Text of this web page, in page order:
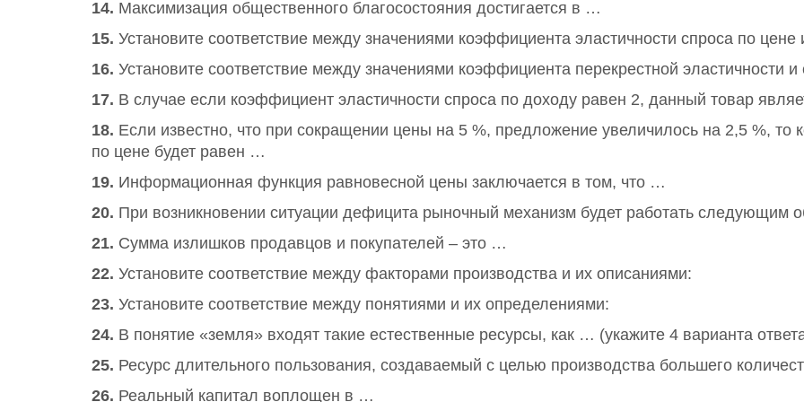
14. Максимизация общественного благосостояния достигается в …
15. Установите соответствие между значениями коэффициента эластичности спроса по цене
16. Установите соответствие между значениями коэффициента перекрестной эластичности
17. В случае если коэффициент эластичности спроса по доходу равен 2, данный товар
18. Если известно, что при сокращении цены на 5 %, предложение увеличилось на 2,5 %,
по цене будет равен …
19. Информационная функция равновесной цены заключается в том, что …
20. При возникновении ситуации дефицита рыночный механизм будет работать следующим
21. Сумма излишков продавцов и покупателей – это …
22. Установите соответствие между факторами производства и их описаниями:
23. Установите соответствие между понятиями и их определениями:
24. В понятие «земля» входят такие естественные ресурсы, как … (укажите 4 варианта
25. Ресурс длительного пользования, создаваемый с целью производства большего
26. Реальный капитал воплощен в …